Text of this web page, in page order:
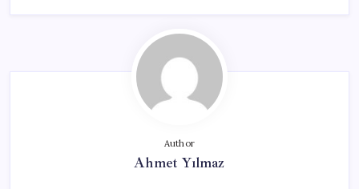
Author
Ahmet Yılmaz